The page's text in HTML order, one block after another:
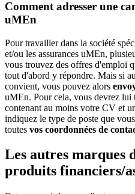
Comment adresser une
uMEn
Pour travailler dans la société
et/ou les assurances uMEn,
vous trouvez des offres d'emploi
tout d'abord y répondre. Mais si
convient, vous pouvez alors
uMEn. Pour cela, vous devrez lui
contenant au moins votre CV et
indiquez le type de poste que
toutes vos coordonnées de
Les autres marques
produits financiers/